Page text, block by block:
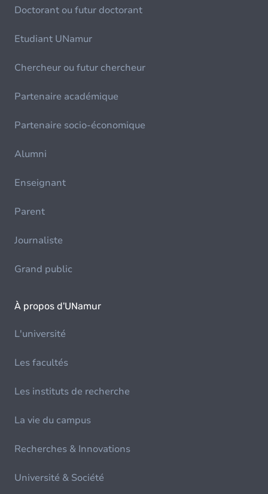
Doctorant ou futur doctorant
Etudiant UNamur
Chercheur ou futur chercheur
Partenaire académique
Partenaire socio-économique
Alumni
Enseignant
Parent
Journaliste
Grand public
À propos d'UNamur
L'université
Les facultés
Les instituts de recherche
La vie du campus
Recherches & Innovations
Université & Société